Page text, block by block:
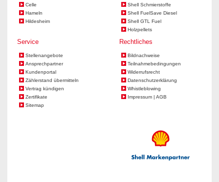
Celle
Hameln
Hildesheim
Shell Schmierstoffe
Shell FuelSave Diesel
Shell GTL Fuel
Holzpellets
Service
Stellenangebote
Ansprechpartner
Kundenportal
Zählerstand übermitteln
Vertrag kündigen
Zertifikate
Sitemap
Rechtliches
Bildnachweise
Teilnahmebedingungen
Widerrufsrecht
Datenschutzerklärung
Whistleblowing
Impressum | AGB